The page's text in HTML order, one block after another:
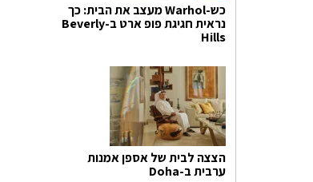
כש-Warhol מעצב את הבית: כך
נראית חגיגת פופ ארט ב-Beverly
Hills
הצצה לבית של אספן אמנות
ערבית ב-Doha